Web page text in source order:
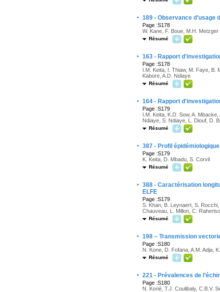
· 189 - Observance d'usage
Page :S178
W. Kane, F. Boue, M.H. Metzger
Résumé
· 163 - Rapport
Page :S178
I.M. Keita, I. Thiaw, M. Faye, B.
Kabore, A.D. Ndiaye
Résumé
· 164 - Rapport
Page :S179
I.M. Keita, K.D. Sow, A.
Ndiaye, S. Ndiaye, L. Diouf, D.
Résumé
· 387 - Profil
Page :S179
K. Keita, D. Mbadu, S. Corvil
Résumé
· 388 - Caractérisation
ELFE
Page :S179
S. Khan, B. Leynaert, S.
Chauveau, L. Millon, C.
Résumé
· 198 – Transmission
Page :S180
N. Kone, D. Fofana, A.M. Adja,
Résumé
· 221 - Prévalences de
Page :S180
N. Koné, T.J. Coulibaly, C.B.V.